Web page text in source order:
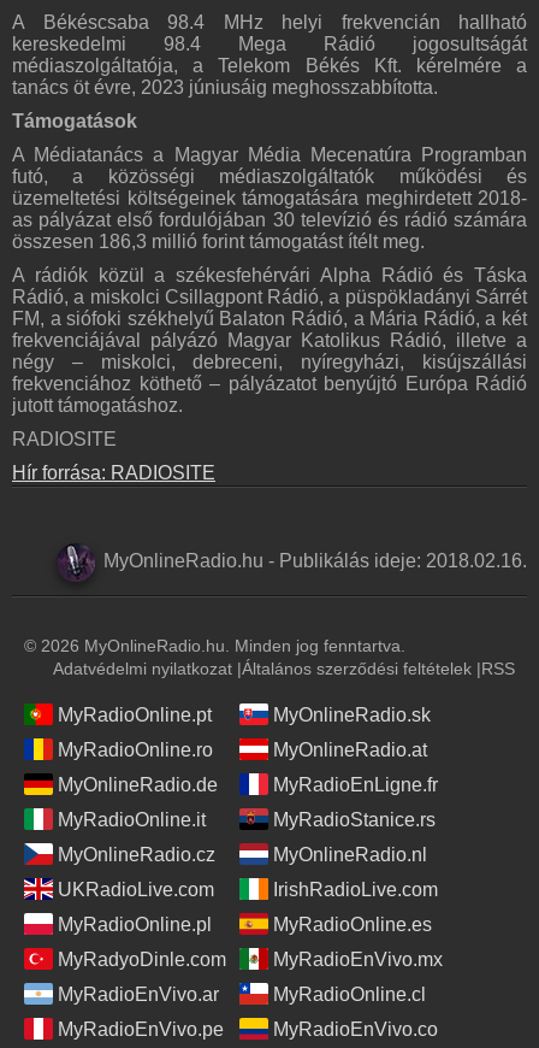
A Békéscsaba 98.4 MHz helyi frekvencián hallható
kereskedelmi 98.4 Mega Rádió jogosultságát
médiaszolgáltatója, a Telekom Békés Kft. kérelmére a
tanács öt évre, 2023 júniusáig meghosszabbította.
Támogatások
A Médiatanács a Magyar Média Mecenatúra Programban
futó, a közösségi médiaszolgáltatók működési és
üzemeltetési költségeinek támogatására meghirdetett 2018-
as pályázat első fordulójában 30 televízió és rádió számára
összesen 186,3 millió forint támogatást ítélt meg.
A rádiók közül a székesfehérvári Alpha Rádió és Táska
Rádió, a miskolci Csillagpont Rádió, a püspökladányi Sárrét
FM, a siófoki székhelyű Balaton Rádió, a Mária Rádió, a két
frekvenciájával pályázó Magyar Katolikus Rádió, illetve a
négy – miskolci, debreceni, nyíregyházi, kisújszállási
frekvenciához köthető – pályázatot benyújtó Európa Rádió
jutott támogatáshoz.
RADIOSITE
Hír forrása: RADIOSITE
MyOnlineRadio.hu - Publikálás ideje: 2018.02.16.
© 2026 MyOnlineRadio.hu. Minden jog fenntartva.
Adatvédelmi nyilatkozat |Általános szerződési feltételek |RSS
MyRadioOnline.pt
MyOnlineRadio.sk
MyRadioOnline.ro
MyOnlineRadio.at
MyOnlineRadio.de
MyRadioEnLigne.fr
MyRadioOnline.it
MyRadioStanice.rs
MyOnlineRadio.cz
MyOnlineRadio.nl
UKRadioLive.com
IrishRadioLive.com
MyRadioOnline.pl
MyRadioOnline.es
MyRadyoDinle.com
MyRadioEnVivo.mx
MyRadioEnVivo.ar
MyRadioOnline.cl
MyRadioEnVivo.pe
MyRadioEnVivo.co